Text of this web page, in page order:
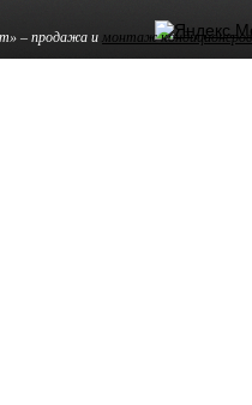
– продажа и монтаж